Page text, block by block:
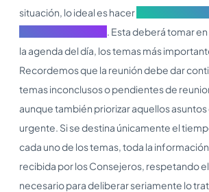
situación, lo ideal es hacer
. Esta deberá tomar
la agenda del día, los temas más
Recordemos que la reunión debe dar
temas inconclusos o pendientes de
aunque también priorizar aquellos
urgente. Si se destina únicamente el
cada uno de los temas, toda la
recibida por los Consejeros, respetando
necesario para deliberar seriamente lo